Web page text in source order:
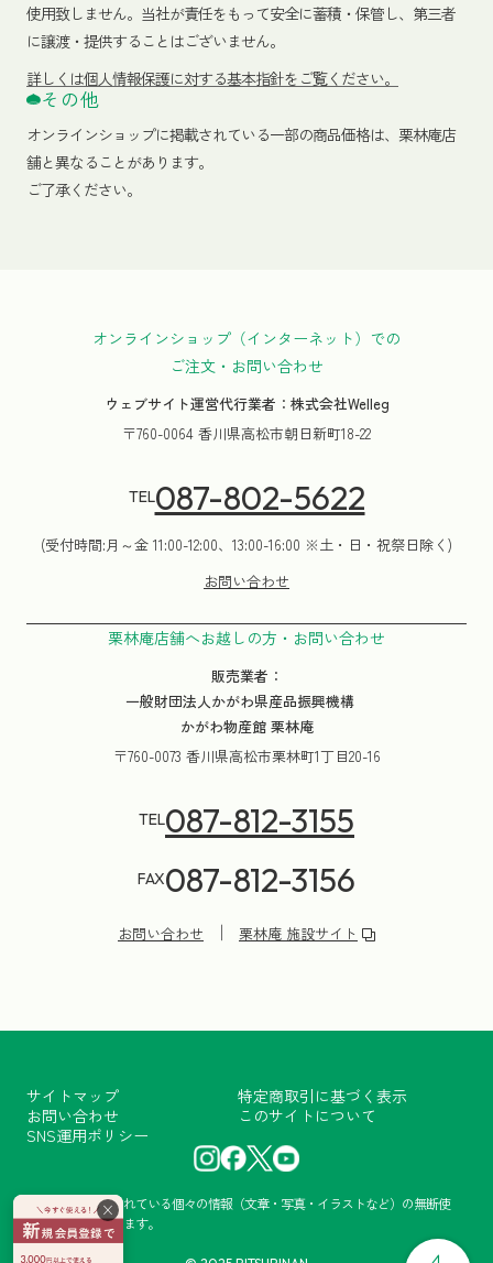
×
使用致しません。当社が責任をもって安全に蓄積・保管し、第三者
に譲渡・提供することはございません。
詳しくは個人情報保護に対する基本指針をご覧ください。
その他
オンラインショップに掲載されている一部の商品価格は、栗林庵店
舗と異なることがあります。
ご了承ください。
オンラインショップ（インターネット）での
ご注文・お問い合わせ
ウェブサイト運営代行業者：株式会社Welleg
〒760-0064 香川県高松市朝日新町18-22
TEL087-802-5622
(受付時間:月～金 11:00-12:00、13:00-16:00 ※土・日・祝祭日除く)
お問い合わせ
栗林庵店舗へお越しの方・お問い合わせ
販売業者：
一般財団法人かがわ県産品振興機構
かがわ物産館 栗林庵
〒760-0073 香川県高松市栗林町1丁目20-16
TEL087-812-3155
FAX087-812-3156
お問い合わせ 栗林庵 施設サイト
サイトマップ
特定商取引に基づく表示
お問い合わせ
このサイトについて
SNS運用ポリシー
当サイトに掲載されている個々の情報（文章・写真・イラストなど）の無断使
用・転載を禁止します。